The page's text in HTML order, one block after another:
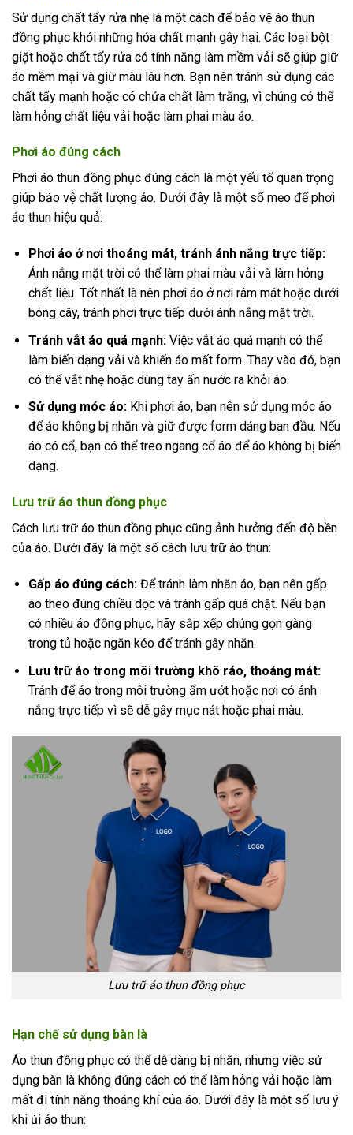
Sử dụng chất tẩy rửa nhẹ là một cách để bảo vệ áo thun
đồng phục khỏi những hóa chất mạnh gây hại. Các loại bột
giặt hoặc chất tẩy rửa có tính năng làm mềm vải sẽ giúp giữ
áo mềm mại và giữ màu lâu hơn. Bạn nên tránh sử dụng các
chất tẩy mạnh hoặc có chứa chất làm trắng, vì chúng có thể
làm hỏng chất liệu vải hoặc làm phai màu áo.
Phơi áo đúng cách
Phơi áo thun đồng phục đúng cách là một yếu tố quan trọng
giúp bảo vệ chất lượng áo. Dưới đây là một số mẹo để phơi
áo thun hiệu quả:
Phơi áo ở nơi thoáng mát, tránh ánh nắng trực tiếp:
Ánh nắng mặt trời có thể làm phai màu vải và làm hỏng
chất liệu. Tốt nhất là nên phơi áo ở nơi râm mát hoặc dưới
bóng cây, tránh phơi trực tiếp dưới ánh nắng mặt trời.
Tránh vắt áo quá mạnh:Việc vắt áo quá mạnh có thể
làm biến dạng vải và khiến áo mất form. Thay vào đó, bạn
có thể vắt nhẹ hoặc dùng tay ấn nước ra khỏi áo.
Sử dụng móc áo:Khi phơi áo, bạn nên sử dụng móc áo
để áo không bị nhăn và giữ được form dáng ban đầu. Nếu
áo có cổ, bạn có thể treo ngang cổ áo để áo không bị biến
dạng.
Lưu trữ áo thun đồng phục
Cách lưu trữ áo thun đồng phục cũng ảnh hưởng đến độ bền
của áo. Dưới đây là một số cách lưu trữ áo thun:
Gấp áo đúng cách:Để tránh làm nhăn áo, bạn nên gấp
áo theo đúng chiều dọc và tránh gấp quá chặt. Nếu bạn
có nhiều áo đồng phục, hãy sắp xếp chúng gọn gàng
trong tủ hoặc ngăn kéo để tránh gây nhăn.
Lưu trữ áo trong môi trường khô ráo, thoáng mát:
Tránh để áo trong môi trường ẩm ướt hoặc nơi có ánh
nắng trực tiếp vì sẽ dễ gây mục nát hoặc phai màu.
Lưu trữ áo thun đồng phục
Hạn chế sử dụng bàn là
Áo thun đồng phục có thể dễ dàng bị nhăn, nhưng việc sử
dụng bàn là không đúng cách có thể làm hỏng vải hoặc làm
mất đi tính năng thoáng khí của áo. Dưới đây là một số lưu ý
khi ủi áo thun: